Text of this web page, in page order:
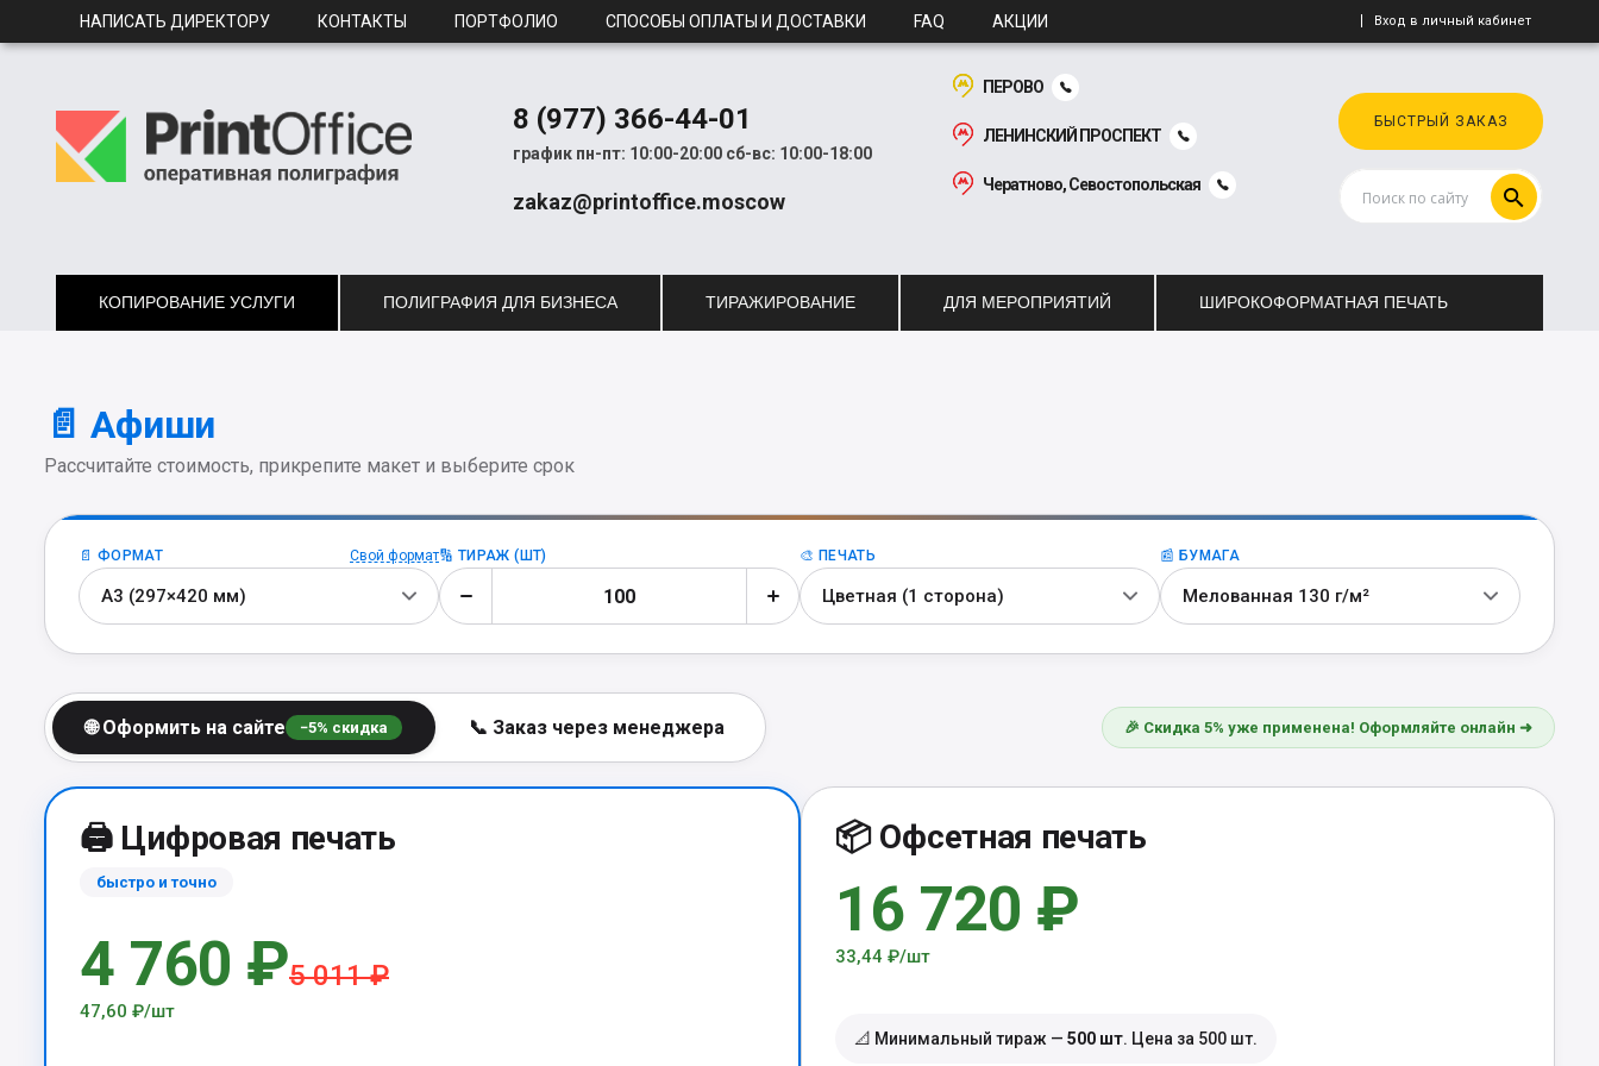
НАПИСАТЬ ДИРЕКТОРУ КОНТАКТЫ ПОРТФОЛИО СПОСОБЫ ОПЛАТЫ И ДОСТАВКИ FAQ АКЦИИ Вход в личный кабинет
8 (977) 366-44-01
график пн-пт: 10:00-20:00 сб-вс: 10:00-18:00
zakaz@printoffice.moscow
ПЕРОВО
ЛЕНИНСКИЙ ПРОСПЕКТ
Чератново, Севостопольская
БЫСТРЫЙ ЗАКАЗ
КОПИРОВАНИЕ УСЛУГИ ПОЛИГРАФИЯ ДЛЯ БИЗНЕСА ТИРАЖИРОВАНИЕ ДЛЯ МЕРОПРИЯТИЙ ШИРОКОФОРМАТНАЯ ПЕЧАТЬ
📄 Афиши
Рассчитайте стоимость, прикрепите макет и выберите срок
📄 ФОРМАТ Свой формат
А3 (297×420 мм)
🔢 ТИРАЖ (ШТ) 🎨 ПЕЧАТЬ
Цветная (1 сторона)
📰 БУМАГА
Мелованная 130 г/м²
🌐 Оформить на сайте −5% скидка 📞 Заказ через менеджера 🎉 Скидка 5% уже применена! Оформляйте онлайн ➜
🖨️ Цифровая печать
быстро и точно
4 760 ₽5 011 ₽
47,60 ₽/шт
📦 Офсетная печать
16 720 ₽
33,44 ₽/шт
📐 Минимальный тираж — 500 шт. Цена за 500 шт.